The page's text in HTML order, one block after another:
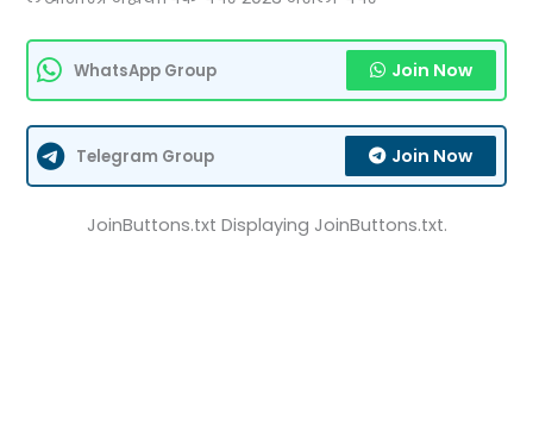
WhatsApp Group Join Now
Telegram Group Join Now
JoinButtons.txt Displaying JoinButtons.txt.